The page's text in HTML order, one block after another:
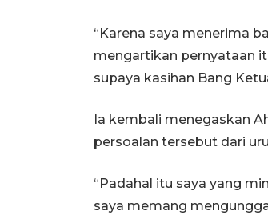
“Karena saya menerima
mengartikan pernyataan
supaya kasihan Bang
Ia kembali menegaskan
persoalan tersebut dari
“Padahal itu saya yang
saya memang